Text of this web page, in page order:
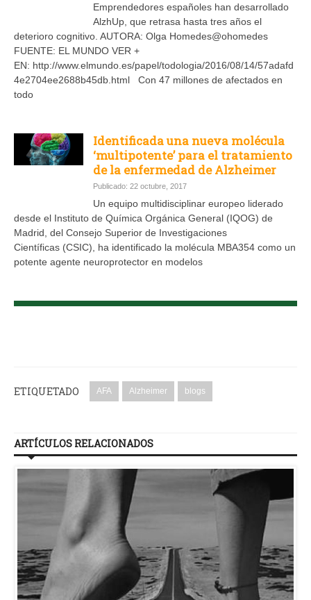
Emprendedores españoles han desarrollado
AlzhUp, que retrasa hasta tres años el
deterioro cognitivo. AUTORA: Olga Homedes@ohomedes
FUENTE: EL MUNDO VER +
EN: http://www.elmundo.es/papel/todologia/2016/08/14/57adafd
4e2704ee2688b45db.html Con 47 millones de afectados en
todo
Identificada una nueva molécula
‘multipotente’ para el tratamiento
de la enfermedad de Alzheimer
Publicado: 22 octubre, 2017
Un equipo multidisciplinar europeo liderado
desde el Instituto de Química Orgánica General (IQOG) de
Madrid, del Consejo Superior de Investigaciones
Científicas (CSIC), ha identificado la molécula MBA354 como un
potente agente neuroprotector en modelos
ETIQUETADO AFA Alzheimer blogs
ARTÍCULOS RELACIONADOS